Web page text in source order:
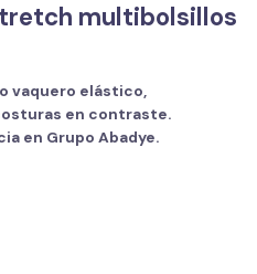
multibolsillos
vaquero elástico,
en contraste.
en Grupo Abadye.